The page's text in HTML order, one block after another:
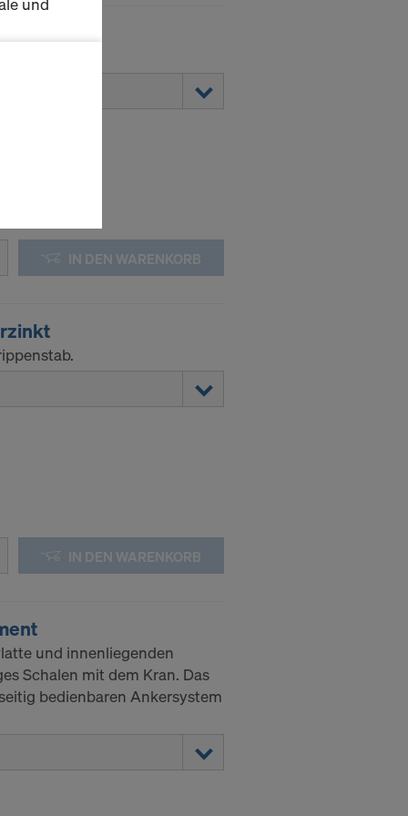
IN DEN WARENKORB
IN DEN WARENKORB
und innenliegenden
Schalen mit dem Kran. Das
bedienbaren Ankersystem
Sie der
dem
indem
DIE